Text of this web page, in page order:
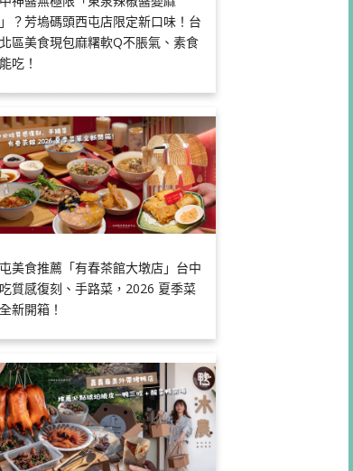
？芳塢碼頭西屯店限定新口味！台
區美食現包麻糬軟Q不脹氣、素食
吃！
美食推薦「有春茶館大墩店」台中
質感復刻、手路菜，2026 夏季菜
新開箱！